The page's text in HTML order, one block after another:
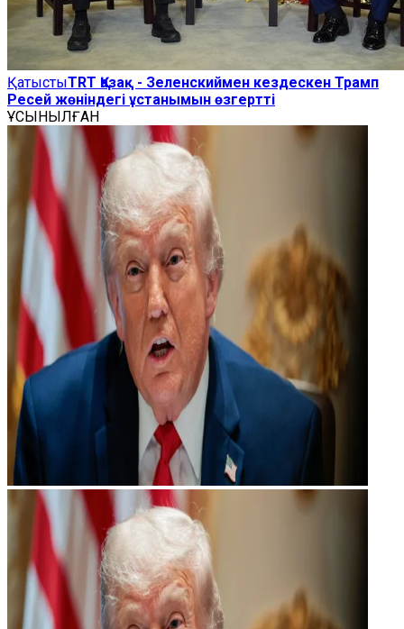
ҚатыстыTRT Қазақ - Зеленскиймен кездескен Трамп
Ресей жөніндегі ұстанымын өзгертті
ҰСЫНЫЛҒАН